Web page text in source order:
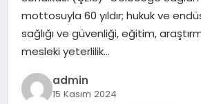
mottosuyla 60 yıldır; hukuk ve
sağlığı ve güvenliği, eğitim,
mesleki yeterlilik…
admin
15 Kasım 2024